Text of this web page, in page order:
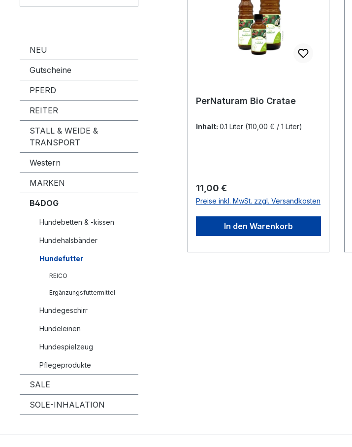
NEU
Gutscheine
PFERD
REITER
STALL & WEIDE &
TRANSPORT
Western
MARKEN
B4DOG
Hundebetten & -kissen
Hundehalsbänder
Hundefutter
REICO
Ergänzungsfuttermittel
Hundegeschirr
Hundeleinen
Hundespielzeug
Pflegeprodukte
SALE
SOLE-INHALATION
PerNaturam Bio Cratae
Inhalt: 0.1 Liter (110,00 € / 1 Liter)
Regulärer Preis:
11,00 €
Preise inkl. MwSt. zzgl. Versandkosten
In den Warenkorb